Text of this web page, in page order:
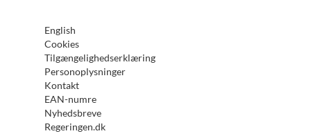
English
Cookies
Tilgængelighedserklæring
Personoplysninger
Kontakt
EAN-numre
Nyhedsbreve
Regeringen.dk